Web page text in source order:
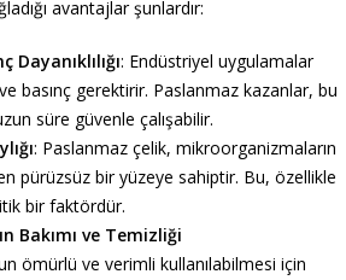
avantajlar şunlardır:
Dayanıklılığı: Endüstriyel uygulamalar
basınç gerektirir. Paslanmaz kazanlar, bu
süre güvenle çalışabilir.
: Paslanmaz çelik, mikroorganizmaların
pürüzsüz bir yüzeye sahiptir. Bu, özellikle
bir faktördür.
Bakımı ve Temizliği
ömürlü ve verimli kullanılabilmesi için